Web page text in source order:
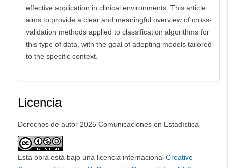
effective application in clinical environments. This article
aims to provide a clear and meaningful overview of cross-
validation methods applied to classification algorithms for
this type of data, with the goal of adopting models tailored
to the specific context.
Licencia
Derechos de autor 2025 Comunicaciones en Estadística
Esta obra está bajo una licencia internacional Creative